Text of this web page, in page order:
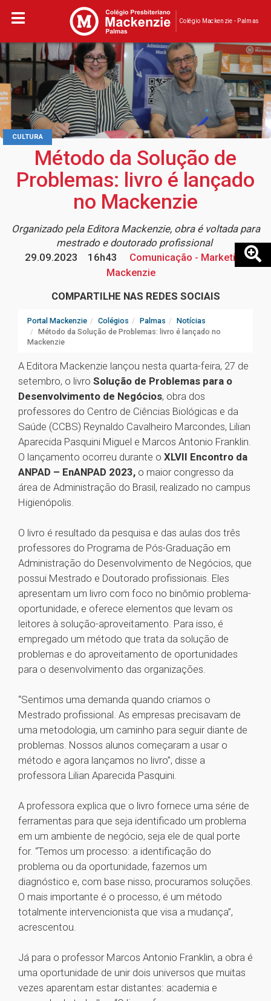
Colégio Mackenzie - Palmas
CULTURA
Método da Solução de
Problemas: livro é lançado
no Mackenzie
Organizado pela Editora Mackenzie, obra é voltada para
mestrado e doutorado profissional
29.09.2023
16h43
Comunicação - Marketing
Mackenzie
COMPARTILHE NAS REDES SOCIAIS
Portal Mackenzie Colégios Palmas
Notícias
Método da Solução de Problemas: livro é lançado no
Mackenzie
A Editora Mackenzie lançou nesta quarta-feira, 27 de
setembro, o livro Solução de Problemas para o
Desenvolvimento de Negócios, obra dos
professores do Centro de Ciências Biológicas e da
Saúde (CCBS) Reynaldo Cavalheiro Marcondes, Lilian
Aparecida Pasquini Miguel e Marcos Antonio Franklin.
O lançamento ocorreu durante o XLVII Encontro da
ANPAD – EnANPAD 2023, o maior congresso da
área de Administração do Brasil, realizado no campus
Higienópolis.
O livro é resultado da pesquisa e das aulas dos três
professores do Programa de Pós-Graduação em
Administração do Desenvolvimento de Negócios, que
possui Mestrado e Doutorado profissionais. Eles
apresentam um livro com foco no binômio problema-
oportunidade, e oferece elementos que levam os
leitores à solução-aproveitamento. Para isso, é
empregado um método que trata da solução de
problemas e do aproveitamento de oportunidades
para o desenvolvimento das organizações.
“Sentimos uma demanda quando criamos o
Mestrado profissional. As empresas precisavam de
uma metodologia, um caminho para seguir diante de
problemas. Nossos alunos começaram a usar o
método e agora lançamos no livro”, disse a
professora Lilian Aparecida Pasquini.
A professora explica que o livro fornece uma série de
ferramentas para que seja identificado um problema
em um ambiente de negócio, seja ele de qual porte
for. “Temos um processo: a identificação do
problema ou da oportunidade, fazemos um
diagnóstico e, com base nisso, procuramos soluções.
O mais importante é o processo, é um método
totalmente intervencionista que visa a mudança”,
acrescentou.
Já para o professor Marcos Antonio Franklin, a obra é
uma oportunidade de unir dois universos que muitas
vezes aparentam estar distantes: academia e